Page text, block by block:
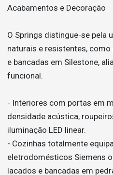
Acabamentos e Decoração
O Springs distingue-se pela
naturais e resistentes,
e bancadas em Silestone,
funcional.
- Interiores com portas em
densidade acústica,
iluminação LED linear.
- Cozinhas totalmente
eletrodomésticos Siemens
lacados e bancadas em